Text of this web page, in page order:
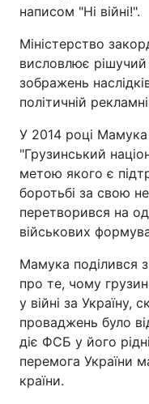
написом "Ні війні!".
Міністерство
висловлює
зображень
політичній
У 2014 році
"Грузинський
метою якого є
боротьбі за свою
перетворився на
військових
Мамука поділився
про те, чому
у війні за Україну,
проваджень було
діє ФСБ у його
перемога України
країни.